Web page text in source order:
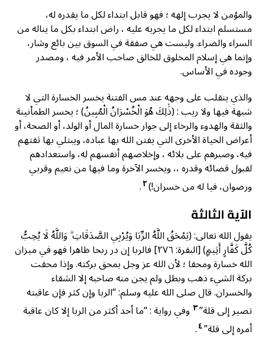
والمؤمن لا يجرب إلهه ؛ فهو قابل ابتداء لكل ما يقدره له،
مستسلم ابتداء لكل ما يجريه عليه ، راض ابتداء بكل ما يناله من
السراء والضراء. وليست هي صفقة في السوق بين بائع وشار،
وإنما هي إسلام المخلوق للخالق صاحب الأمر فيه ، ومصدر
وجوده في الأساس.
والذي ينقلب على وجهه عند مس الفتنة يخسر الخسارة التي لا
شبهة فيها ولا ريب : (ذَٰلِكَ هُوَ الْخُسْرَانُ الْمُبِينُ) ؛ يخسر الطمأنينة
والثقة والهدوء والرخاء إلى جوار خسارة المال أو الولد، أو الصحة، أو
أعراض الحياة الأخرى التي يفتن الله بها عباده، ويبتلي بها ثقتهم
فيه، وصبرهم على بلائه ، وإخلاصهم أنفسهم له، واستعدادهم
لقبول قضائه وقدره ،، ويخسر الآخرة وما فيها من نعيم وقربي
ورضوان، فيا له من خسران!)٢.
الآية الثالثة
يقول الله تعالى: (يَمْحَقُ اللَّهُ الرِّبَا وَيُرْبِي الصَّدَقَاتِ ۗ وَاللَّهُ لَا يُحِبُّ
كُلَّ كَفَّارٍ أَثِيمٍ) [البقرة: ٢٧٦] فالربا إن در ربحا ظاهرا فهو في ميزان
الله خسارة ومحقا ؛ لأن الله عز وجل يمحق بركته. وإذا محقت
بركة الشيء ذهب وبطل ولم يجن منه صاحبه إلا الشقاء
والخسران. قال صلى الله عليه وسلم: “الربا وإن كثر فإن عاقبته
تصير إلى قلة”٣ وفي رواية : “ما أحد أكثر من الربا إلا كان عاقبة
أمره إلى قلة”٤.